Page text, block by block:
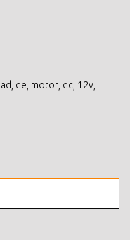
de motor dc 12v